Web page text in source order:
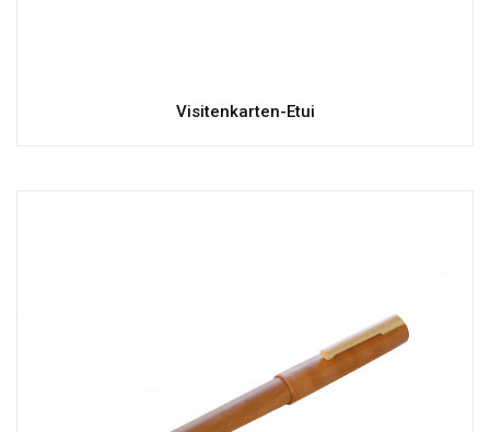
Visitenkarten-Etui